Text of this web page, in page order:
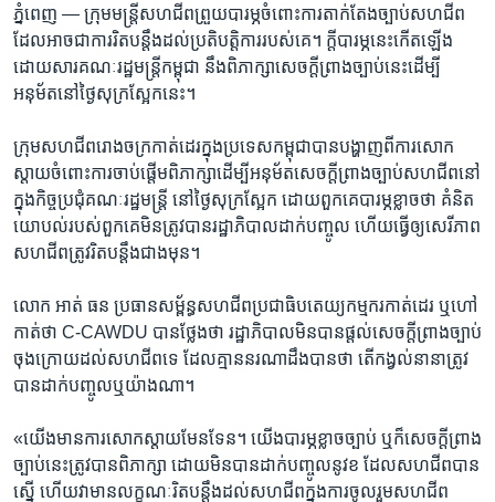
ភ្នំពេញ — ក្រុម​មន្ត្រី​សហជីព​ព្រួយ​បារម្ភ​ចំពោះ​ការ​តាក់តែង​ច្បាប់​សហជីព​
ដែល​អាច​ជា​ការ​រិតបន្តឹង​ដល់​ប្រតិបត្តិការ​របស់​គេ។​ ​ក្តី​បារម្ភនេះ​កើតឡើង​
ដោយសារ​គណៈ​រដ្ឋមន្ត្រី​កម្ពុជា ​នឹងពិភាក្សា​សេចក្តីព្រាង​ច្បាប់​នេះដើម្បី​
អនុម័ត​នៅ​ថ្ងៃ​សុក្រ​ស្អែកនេះ។​
ក្រុម​សហជីព​រោងចក្រ​កាត់ដេរ​ក្នុង​ប្រទេស​កម្ពុជា​បាន​បង្ហាញ​ពី​ការ​សោក​
ស្តាយ​ចំពោះ​ការ​ចាប់ផ្តើម​ពិភាក្សា​ដើម្បី​អនុម័ត​សេចក្តី​ព្រាង​ច្បាប់​សហជីព​នៅ​
ក្នុង​កិច្ច​ប្រជុំ​គណៈរដ្ឋមន្ត្រី​ នៅថ្ងៃ​សុក្រ​ស្អែក​ ដោយ​ពួកគេបារម្ភ​ខ្លាច​ថា​ គំនិត​
យោបល់​របស់​ពួក​គេ​មិន​ត្រូវបានរដ្ឋាភិបាល​ដាក់​បញ្ចូល ​ហើយ​ធ្វើ​ឲ្យ​សេរីភាព​
សហជីពត្រូវរិត​បន្តឹង​ជាង​មុន។​
លោក ​អាត់ ធន​ ប្រធាន​សម្ព័ន្ធ​សហជីព​ប្រជា​ធិបតេយ្យ​កម្មករ​កាត់​ដេរ​ ឬ​ហៅ​
កាត់​ថា ​C-CAWDU ​បាន​ថ្លែង​ថា​ រដ្ឋាភិបាល​មិន​បាន​ផ្តល់​សេចក្តីព្រាង​ច្បាប់​
ចុង​ក្រោយដល់​សហជីព​ទេ​ ដែល​គ្មាន​នរណា​ដឹង​បានថា​ តើ​កង្វល់​នានា​ត្រូវ​
បាន​ដាក់​បញ្ចូល​ឬ​យ៉ាងណា។​
«យើង​មាន​ការ​សោក​ស្តាយ​មែន​ទែន។ ​យើង​បារម្ភ​ខ្លាច​ច្បាប់​ ឬ​ក៏​សេចក្តី​ព្រាង​
ច្បាប់​នេះ​ត្រូវបាន​ពិភាក្សា​ ដោយ​មិន​បាន​ដាក់​បញ្ចូល​នូវខ ​ដែល​សហជីព​បាន​
ស្នើ ​ហើយ​វា​មាន​លក្ខណៈ​រិត​បន្តឹង​ដល់​សហជីព​ក្នុងការ​ចូល​រួម​សហជីព​